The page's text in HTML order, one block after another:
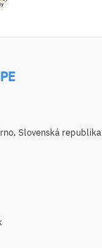
Slovenská republika